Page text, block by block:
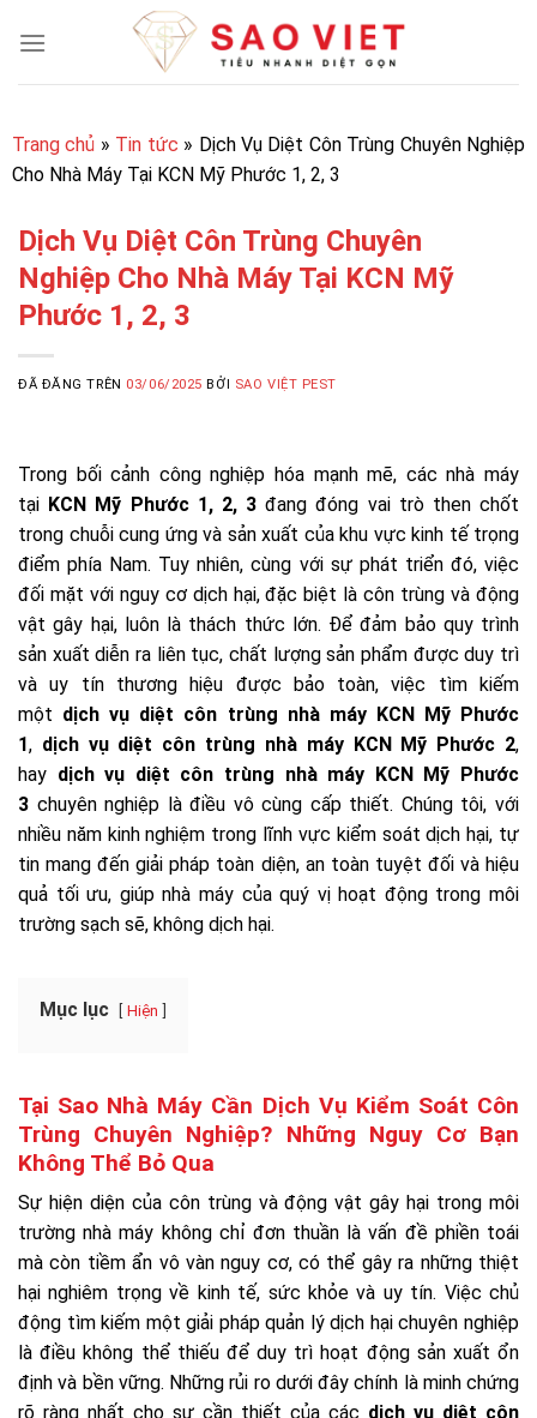
đến
Trang chủ » Tin tức » Dịch Vụ Diệt Côn Trùng Chuyên Nghiệp
Cho Nhà Máy Tại KCN Mỹ Phước 1, 2, 3
Dịch Vụ Diệt Côn Trùng Chuyên
Nghiệp Cho Nhà Máy Tại KCN Mỹ
Phước 1, 2, 3
ĐÃ ĐĂNG TRÊN 03/06/2025 BỞI SAO VIỆT PEST
Trong bối cảnh công nghiệp hóa mạnh mẽ, các nhà máy
tại KCN Mỹ Phước 1, 2, 3 đang đóng vai trò then chốt
trong chuỗi cung ứng và sản xuất của khu vực kinh tế trọng
điểm phía Nam. Tuy nhiên, cùng với sự phát triển đó, việc
đối mặt với nguy cơ dịch hại, đặc biệt là côn trùng và động
vật gây hại, luôn là thách thức lớn. Để đảm bảo quy trình
sản xuất diễn ra liên tục, chất lượng sản phẩm được duy trì
và uy tín thương hiệu được bảo toàn, việc tìm kiếm
một dịch vụ diệt côn trùng nhà máy KCN Mỹ Phước
1, dịch vụ diệt côn trùng nhà máy KCN Mỹ Phước 2,
hay dịch vụ diệt côn trùng nhà máy KCN Mỹ Phước
3 chuyên nghiệp là điều vô cùng cấp thiết. Chúng tôi, với
nhiều năm kinh nghiệm trong lĩnh vực kiểm soát dịch hại, tự
tin mang đến giải pháp toàn diện, an toàn tuyệt đối và hiệu
quả tối ưu, giúp nhà máy của quý vị hoạt động trong môi
trường sạch sẽ, không dịch hại.
Mục lục Hiện
Tại Sao Nhà Máy Cần Dịch Vụ Kiểm Soát Côn
Trùng Chuyên Nghiệp? Những Nguy Cơ Bạn
Không Thể Bỏ Qua
Sự hiện diện của côn trùng và động vật gây hại trong môi
trường nhà máy không chỉ đơn thuần là vấn đề phiền toái
mà còn tiềm ẩn vô vàn nguy cơ, có thể gây ra những thiệt
hại nghiêm trọng về kinh tế, sức khỏe và uy tín. Việc chủ
động tìm kiếm một giải pháp quản lý dịch hại chuyên nghiệp
là điều không thể thiếu để duy trì hoạt động sản xuất ổn
định và bền vững. Những rủi ro dưới đây chính là minh chứng
rõ ràng nhất cho sự cần thiết của các dịch vụ diệt côn